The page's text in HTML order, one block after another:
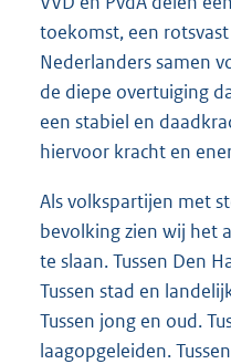
toekomst, een
Nederlanders samen
de diepe overtuiging
een stabiel en
hiervoor kracht en
Als volkspartijen met
bevolking zien wij het
te slaan. Tussen Den
Tussen stad en
Tussen jong en oud.
laagopgeleiden.